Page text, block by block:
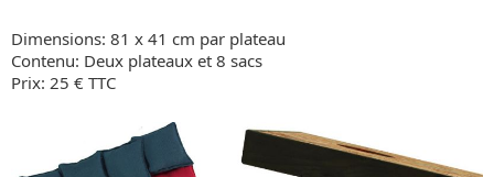
Dimensions: 81 x 41 cm par plateau
Contenu: Deux plateaux et 8 sacs
Prix: 25 € TTC